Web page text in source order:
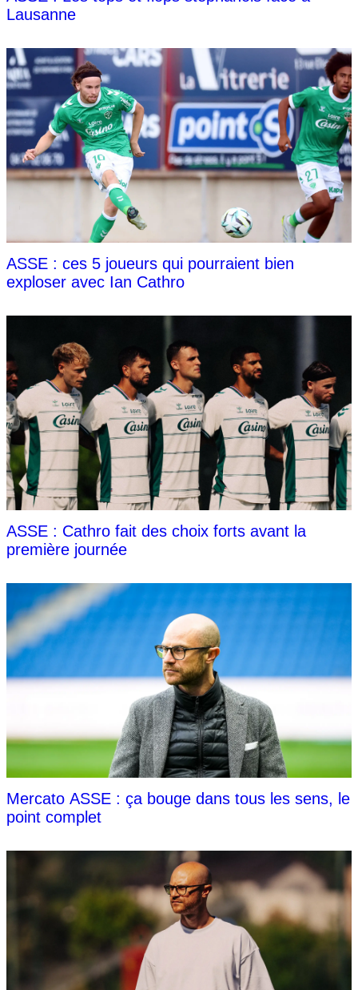
Lausanne
ASSE : ces 5 joueurs qui pourraient bien
exploser avec Ian Cathro
ASSE : Cathro fait des choix forts avant la
première journée
Mercato ASSE : ça bouge dans tous les sens, le
point complet